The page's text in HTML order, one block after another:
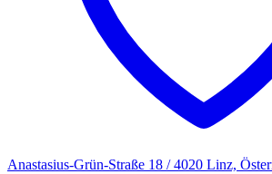
Anastasius-Grün-Straße 18 / 4020 Linz,